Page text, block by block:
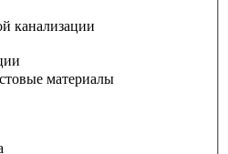
канализации
материалы